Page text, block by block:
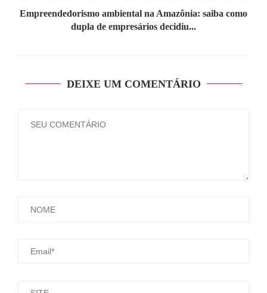
Empreendedorismo ambiental na Amazônia: saiba como
dupla de empresários decidiu...
DEIXE UM COMENTÁRIO